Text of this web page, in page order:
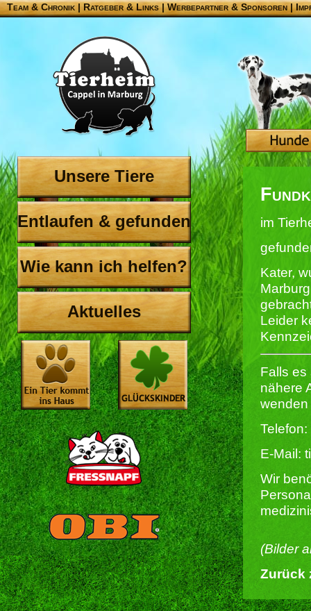
Team & Chronik |Ratgeber & Links|Werbepartner & Sponsoren|
Unsere Tiere
Entlaufen & gefunden
Wie kann ich helfen?
Aktuelles
im
Kater,
Leider
Falls es
nähere
wenden
E-Mail:
Wir
(Bilder
Zurück